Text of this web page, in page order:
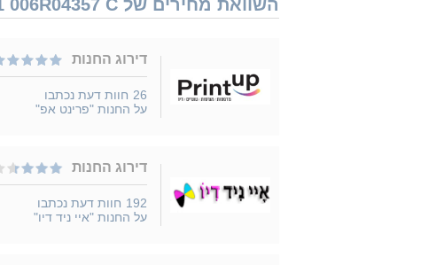
השוואת מחירים של Xerox 006R04361 006R04357 C נמכר ב 4 חנויות
דירוג החנות
26 חוות דעת נכתבו
על החנות "פרינט אפ"
דירוג החנות
192 חוות דעת נכתבו
על החנות "איי ניד דיו"